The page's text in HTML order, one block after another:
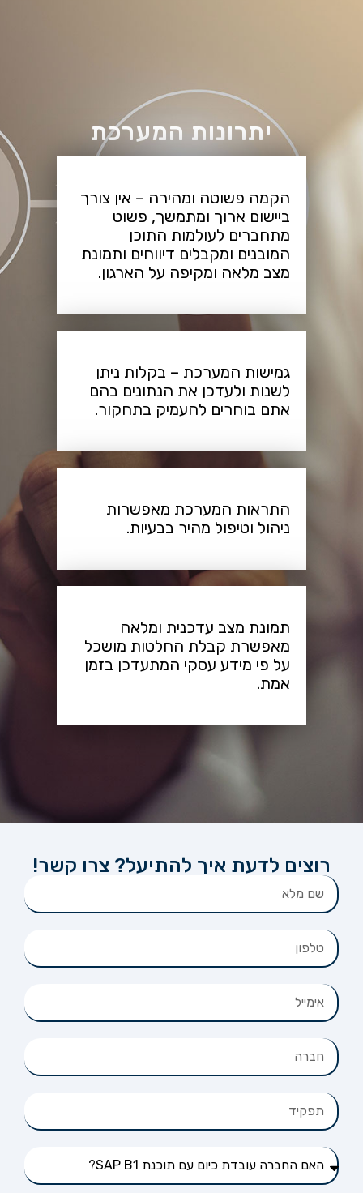
יתרונות המערכת
הקמה פשוטה ומהירה – אין צורך
ביישום ארוך ומתמשך, פשוט
מתחברים לעולמות התוכן
המובנים ומקבלים דיווחים ותמונת
מצב מלאה ומקיפה על הארגון.
גמישות המערכת – בקלות ניתן
לשנות ולעדכן את הנתונים בהם
אתם בוחרים להעמיק בתחקור.
התראות המערכת מאפשרות
ניהול וטיפול מהיר בבעיות.
תמונת מצב עדכנית ומלאה
מאפשרת קבלת החלטות מושכל
על פי מידע עסקי המתעדכן בזמן
אמת.
רוצים לדעת איך להתיעל? צרו קשר!